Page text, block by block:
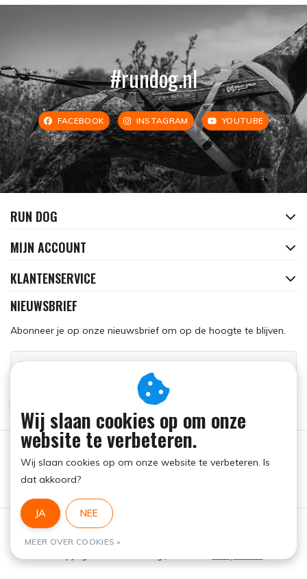
#rundog.nl
FACEBOOK INSTAGRAM YOUTUBE
RUN DOG
MIJN ACCOUNT
KLANTENSERVICE
NIEUWSBRIEF
Abonneer je op onze nieuwsbrief om op de hoogte te blijven.
Algemene voorwaarden
Wij slaan cookies op om onze
website te verbeteren.
Wij slaan cookies op om onze website te verbeteren. Is
dat akkoord?
JA NEE
MEER OVER COOKIES »